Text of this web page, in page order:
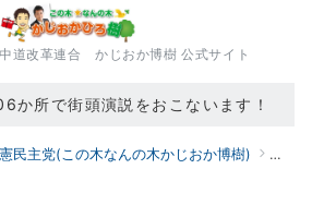
道改革連合 かじおか博樹 公式サイト
所で街頭演説をおこないます！
民主党(この木なんの木かじおか博樹) ブロ